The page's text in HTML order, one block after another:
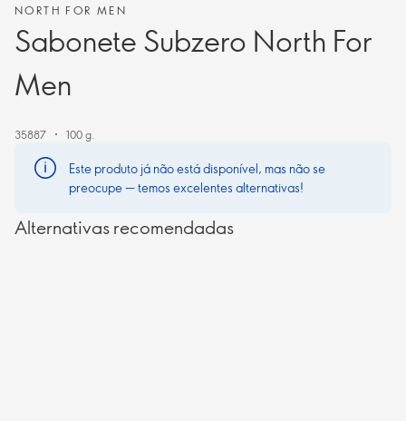
NORTH FOR MEN
Sabonete Subzero North For
Men
35887 100 g.
Este produto já não está disponível, mas não se
preocupe — temos excelentes alternativas!
Alternativas recomendadas